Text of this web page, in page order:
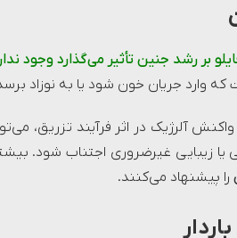
بر رشد جنین تأثیر می‌گذارد وجود
وارد جریان خون شود یا به نوزاد
آلرژیک در اثر فرآیند تزریق،
زیبایی غیرضروری اجتناب شود.
را پیشنهاد می‌کنند.